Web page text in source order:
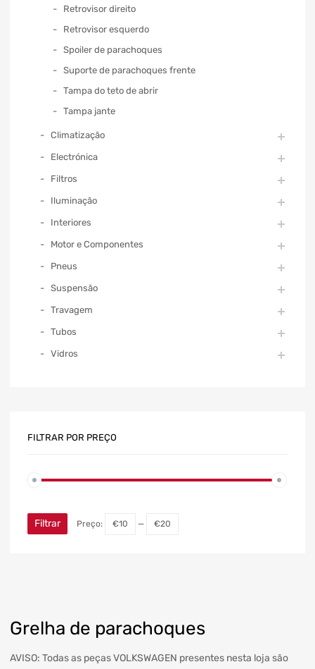
Grelha de parachoques
AVISO: Todas as peças VOLKSWAGEN presentes nesta loja são
Retrovisor direito
Retrovisor esquerdo
Spoiler de parachoques
Suporte de parachoques frente
Tampa do teto de abrir
Tampa jante
Climatização
Electrónica
Filtros
Iluminação
Interiores
Motor e Componentes
Pneus
Suspensão
Travagem
Tubos
Vidros
FILTRAR POR PREÇO
Filtrar Preço: €10 — €20